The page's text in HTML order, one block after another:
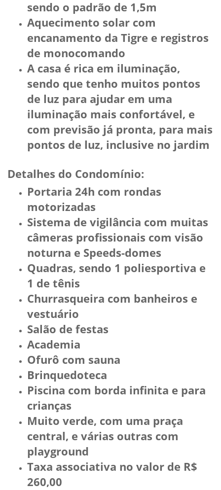
sendo o padrão de 1,5m
Aquecimento solar com
encanamento da Tigre e registros
de monocomando
A casa é rica em iluminação,
sendo que tenho muitos pontos
de luz para ajudar em uma
iluminação mais confortável, e
com previsão já pronta, para mais
pontos de luz, inclusive no jardim
Detalhes do Condomínio:
Portaria 24h com rondas
motorizadas
Sistema de vigilância com muitas
câmeras profissionais com visão
noturna e Speeds-domes
Quadras, sendo 1 poliesportiva e
1 de tênis
Churrasqueira com banheiros e
vestuário
Salão de festas
Academia
Ofurô com sauna
Brinquedoteca
Piscina com borda infinita e para
crianças
Muito verde, com uma praça
central, e várias outras com
playground
Taxa associativa no valor de R$
260,00